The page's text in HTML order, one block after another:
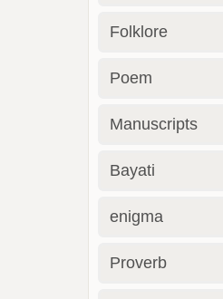
Folklore
Poem
Manuscripts
Bayati
enigma
Proverb